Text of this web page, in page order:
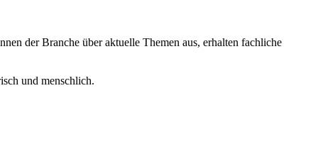
der Branche über aktuelle Themen aus, erhalten fachliche
und menschlich.